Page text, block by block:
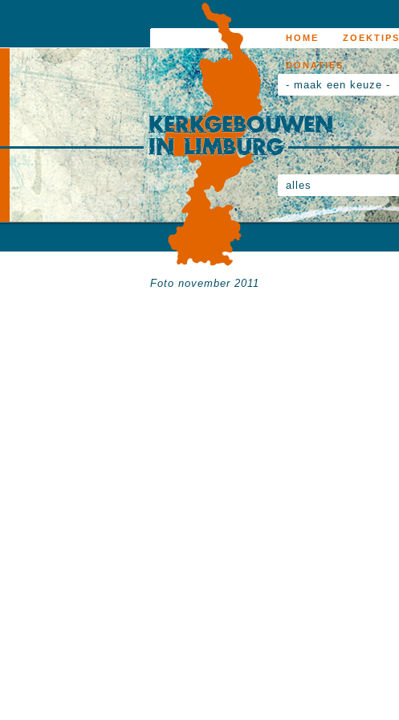
HOME ZOEKTIPS
DONATIES
- maak een keuze -
alles
Foto november 2011